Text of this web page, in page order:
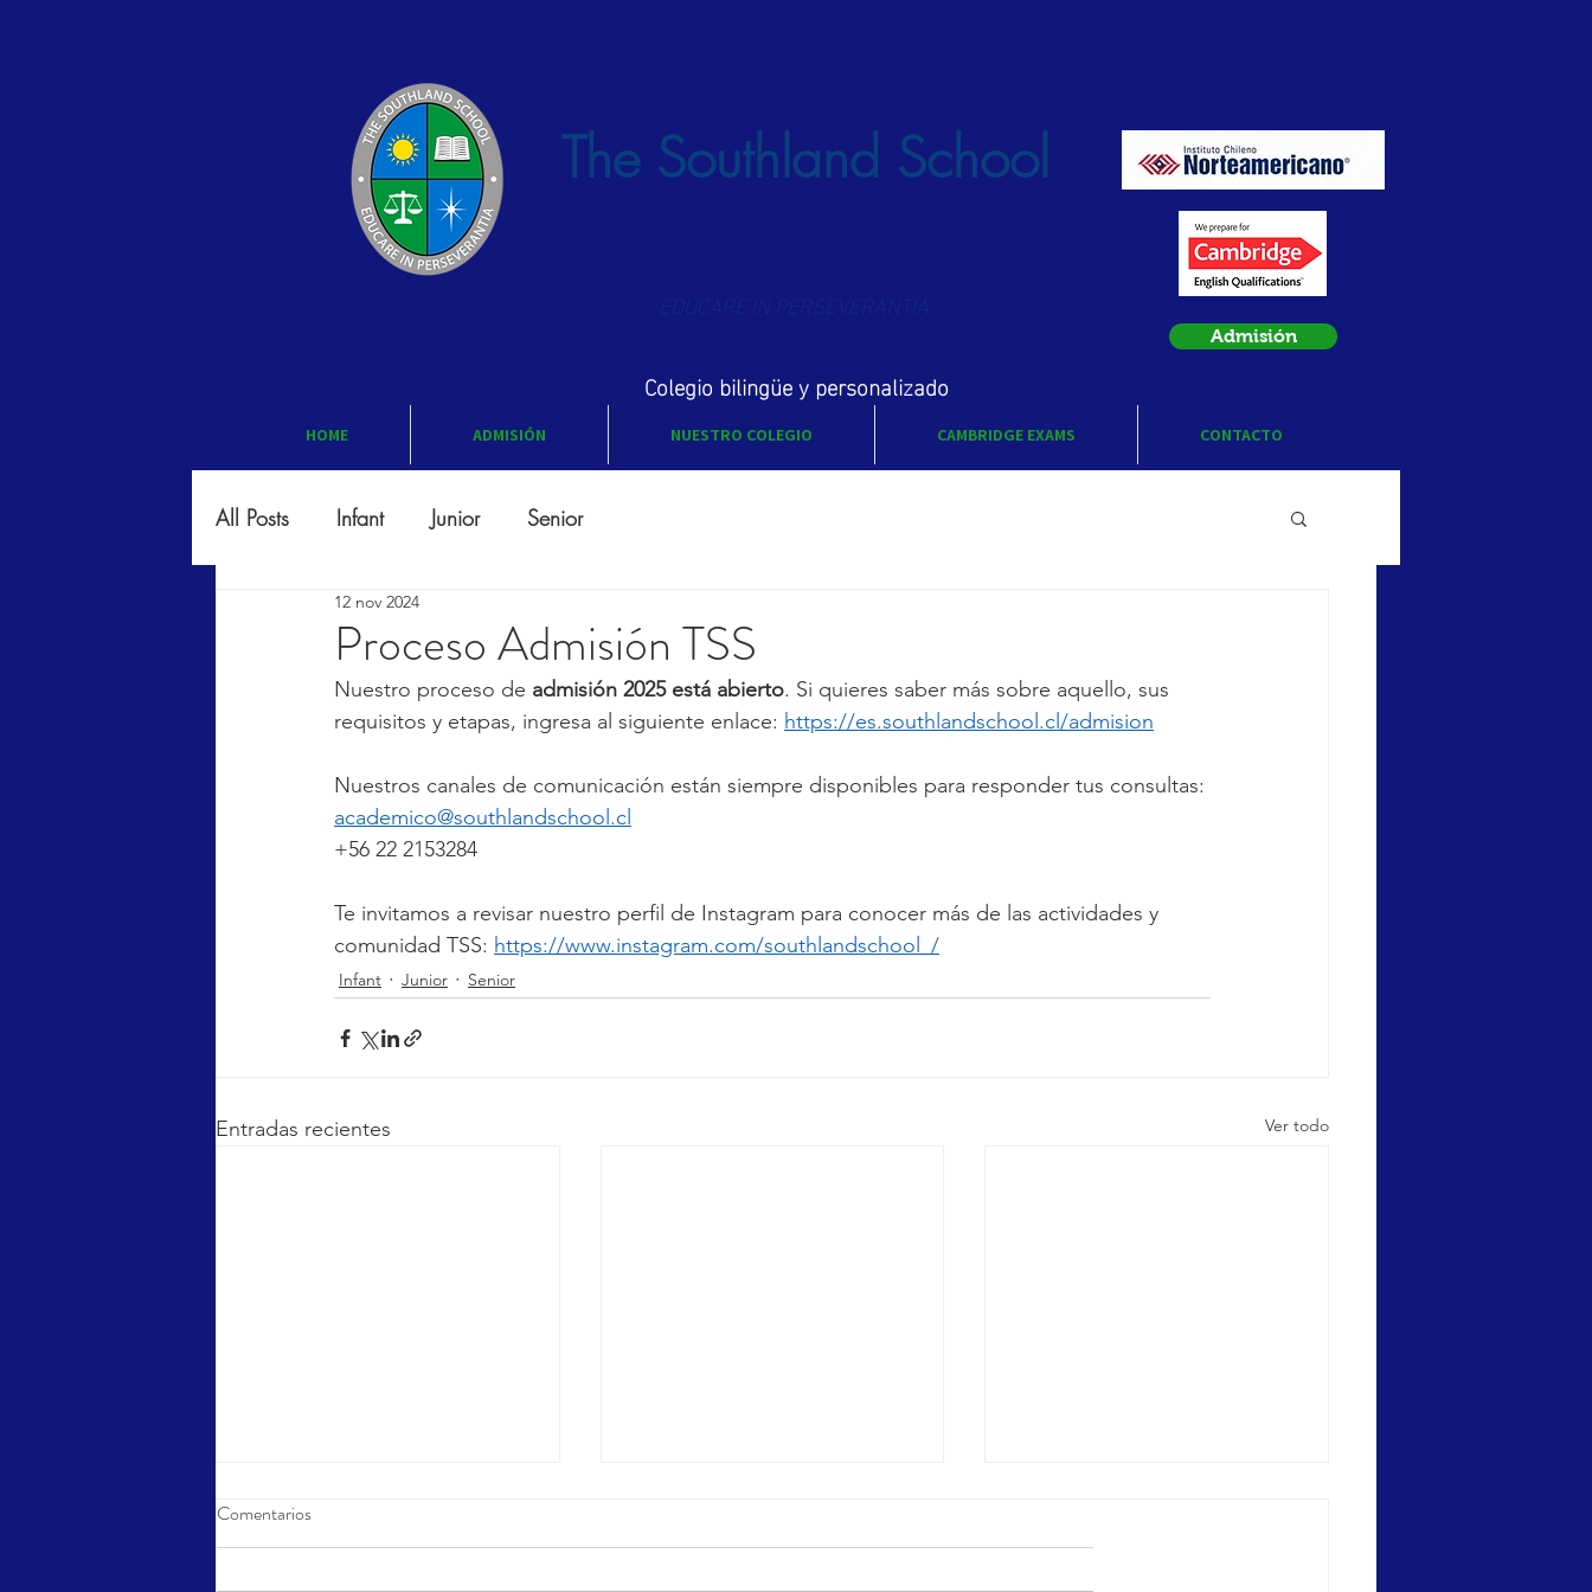
The Southland School
EDUCARE IN PERSEVERANTIA
Colegio bilingüe y personalizado
Admisión
HOME ADMISIÓN NUESTRO COLEGIO CAMBRIDGE EXAMS CONTACTO
All Posts Infant Junior Senior
Proceso Admisión TSS
12 nov 2024
Nuestro proceso de admisión 2025 está abierto. Si quieres saber más sobre aquello, sus
requisitos y etapas, ingresa al siguiente enlace: https://es.southlandschool.cl/admision
Nuestros canales de comunicación están siempre disponibles para responder tus consultas:
academico@southlandschool.cl
+56 22 2153284
Te invitamos a revisar nuestro perfil de Instagram para conocer más de las actividades y
comunidad TSS: https://www.instagram.com/southlandschool_/
Infant Junior Senior
Entradas recientes Ver todo
Comentarios